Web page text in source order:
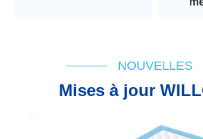
NOUVELLES
Mises à jour